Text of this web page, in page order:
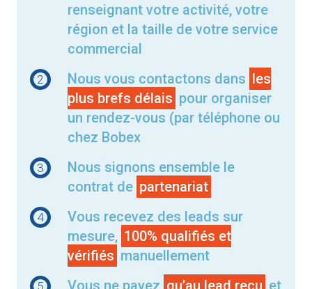
renseignant votre activité, votre
région et la taille de votre service
commercial
2 Nous vous contactons dans les
plus brefs délais pour organiser
un rendez-vous (par téléphone ou
chez Bobex
3
Nous signons ensemble le
contrat de partenariat
4
Vous recevez des leads sur
mesure, 100% qualifiés et
vérifiés manuellement
5 Vous ne payez qu’au lead reçu et